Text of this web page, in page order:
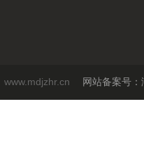
www.mdjzhr.cn 网站备案号